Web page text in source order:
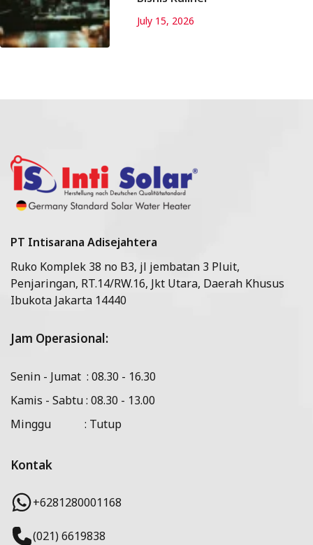
July 15, 2026
PT Intisarana Adisejahtera
Ruko Komplek 38 no B3, jl jembatan 3 Pluit,
Penjaringan, RT.14/RW.16, Jkt Utara, Daerah Khusus
Ibukota Jakarta 14440
Jam Operasional:
Senin - Jumat : 08.30 - 16.30
Kamis - Sabtu : 08.30 - 13.00
Minggu : Tutup
Kontak
+6281280001168
(021) 6619838